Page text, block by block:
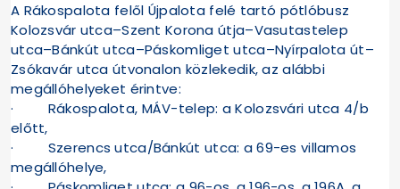
A Rákospalota felől Újpalota felé tartó pótlóbusz
Kolozsvár utca–Szent Korona útja–Vasutastelep
utca–Bánkút utca–Páskomliget utca–Nyírpalota út–
Zsókavár utca útvonalon közlekedik, az alábbi
megállóhelyeket érintve:
· Rákospalota, MÁV-telep: a Kolozsvári utca 4/b
előtt,
· Szerencs utca/Bánkút utca: a 69-es villamos
megállóhelye,